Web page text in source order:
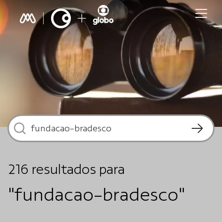
216 resultados para
"fundacao-bradesco"